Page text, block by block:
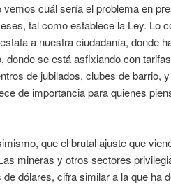
cuál sería el problema en
tal como establece la Ley. Lo
a nuestra ciudadanía, donde
donde se está asfixiando con
de jubilados, clubes de barrio,
de importancia para quienes
que el brutal ajuste que
mineras y otros sectores
de dólares, cifra similar a la que ha